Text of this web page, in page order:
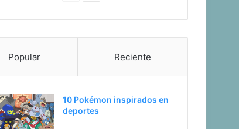
a
n
e
t
Popular Reciente
10 Pokémon inspirados en
deportes